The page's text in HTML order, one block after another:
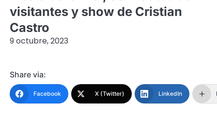
visitantes y show de Cristian
Castro
9 octubre, 2023
Share via:
Facebook X (Twitter) LinkedIn